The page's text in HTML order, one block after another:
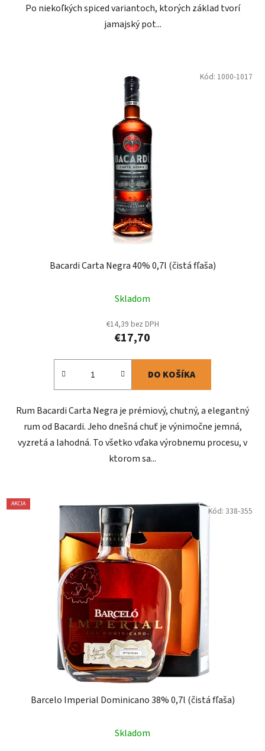
Po niekoľkých spiced variantoch, ktorých základ tvorí
jamajský pot...
Bacardi Carta Negra 40% 0,7l (čistá fľaša)
Skladom
€14,39 bez DPH
€17,70
DO KOŠÍKA
Rum Bacardi Carta Negra je prémiový, chutný, a elegantný
rum od Bacardi. Jeho dnešná chuť je výnimočne jemná,
vyzretá a lahodná. To všetko vďaka výrobnemu procesu, v
ktorom sa...
Kód: 1000-1017
AKCIA
Barcelo Imperial Dominicano 38% 0,7l (čistá fľaša)
Skladom
Kód: 338-355